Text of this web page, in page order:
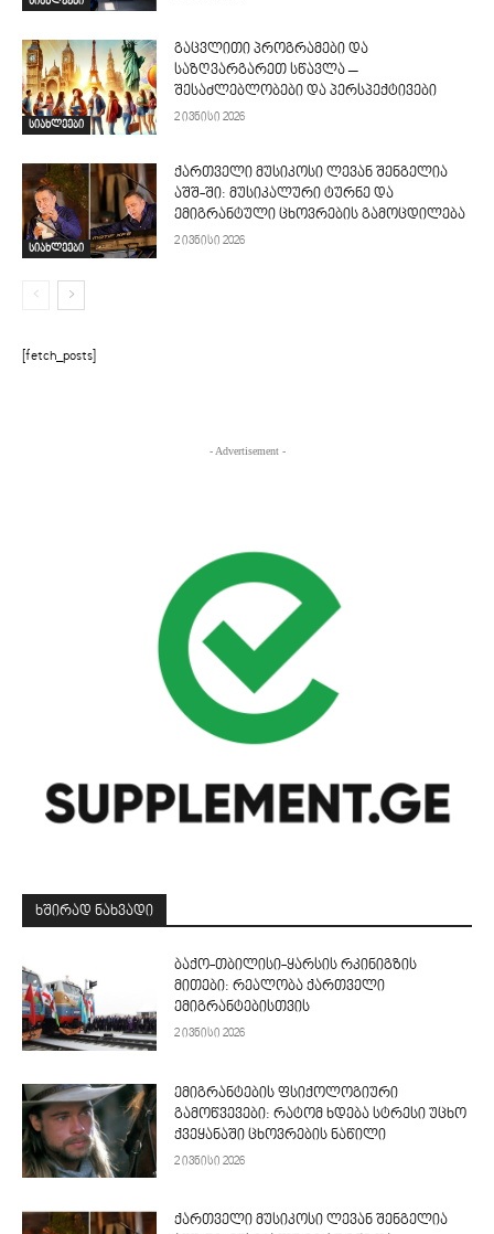
სიახლეები
გაცვლითი პროგრამები და
საზღვარგარეთ სწავლა –
შესაძლებლობები და პერსპექტივები
2 ივნისი 2026
სიახლეები
ქართველი მუსიკოსი ლევან შენგელია
აშშ-ში: მუსიკალური ტურნე და
ემიგრანტული ცხოვრების გამოცდილება
2 ივნისი 2026
[fetch_posts]
- Advertisement -
ᲮᲨᲘᲠᲐᲓ ᲜᲐᲮᲕᲐᲓᲘ
ბაქო-თბილისი-ყარსის რკინიგზის
მითები: რეალობა ქართველი
ემიგრანტებისთვის
2 ივნისი 2026
ემიგრანტების ფსიქოლოგიური
გამოწვევები: რატომ ხდება სტრესი უცხო
ქვეყანაში ცხოვრების ნაწილი
2 ივნისი 2026
ქართველი მუსიკოსი ლევან შენგელია